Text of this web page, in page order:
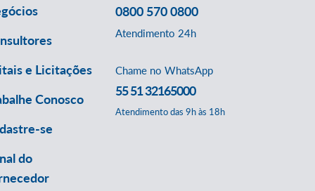
e Licitações
Conosco
se
do
0800 570 0800
Atendimento 24h
Chame no WhatsApp
55 51 32165000
Atendimento das 9h às 18h